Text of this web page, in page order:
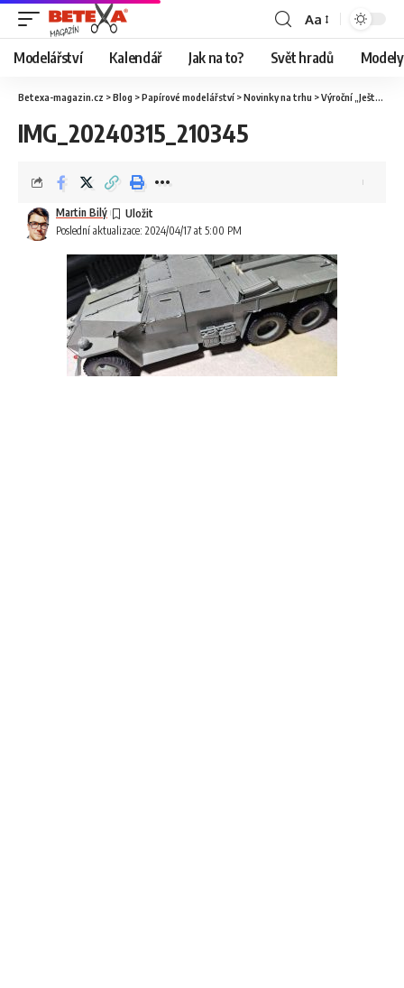
Aa
Modelářství Kalendář Jak na to? Svět hradů
Betexa-magazin.cz >Blog >Papírové modelářství >Novinky na trhu >Výroční „Ještěrka“ od Ripperworks
IMG_20240315_210345
Poslední aktualizace: 2024/04/17 at 5:00 PM
Martin Bilý